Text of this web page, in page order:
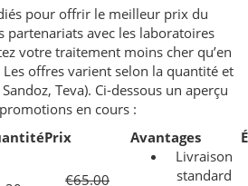
pour offrir le meilleur prix du
partenariats avec les laboratoires
votre traitement moins cher qu’en
offres varient selon la quantité et
Teva). Ci-dessous un aperçu
en cours :
Prix Avantages
€65.00
Livraison
standard